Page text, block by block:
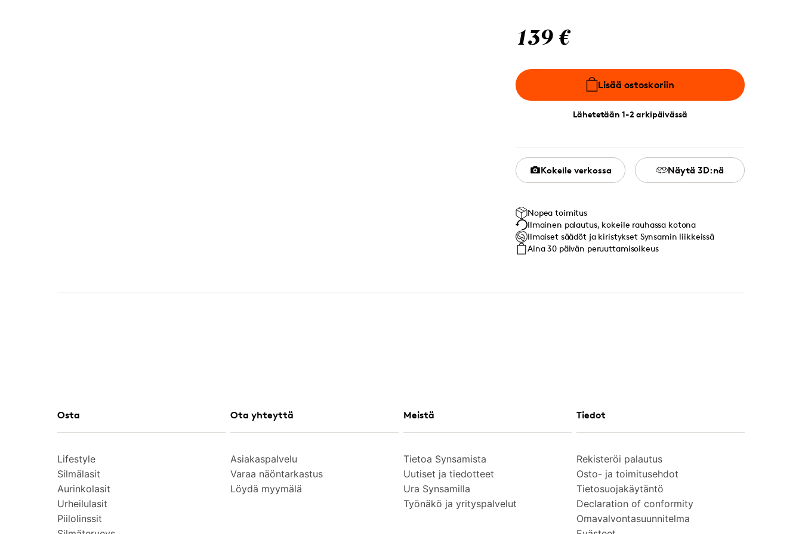
139 €
Lisää ostoskoriin
Lähetetään 1-2 arkipäivässä
Kokeile verkossa Näytä 3D:nä
Nopea toimitus
Ilmainen palautus, kokeile rauhassa kotona
Ilmaiset säädöt ja kiristykset Synsamin liikkeissä
Aina 30 päivän peruuttamisoikeus
Osta
Lifestyle
Silmälasit
Aurinkolasit
Urheilulasit
Piilolinssit
Ota yhteyttä
Asiakaspalvelu
Varaa näöntarkastus
Löydä myymälä
Meistä
Tietoa Synsamista
Uutiset ja tiedotteet
Ura Synsamilla
Työnäkö ja yrityspalvelut
Tiedot
Rekisteröi palautus
Osto- ja toimitusehdot
Tietosuojakäytäntö
Declaration of conformity
Omavalvontasuunnitelma